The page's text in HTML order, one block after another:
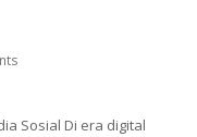
Sosial Di era digital